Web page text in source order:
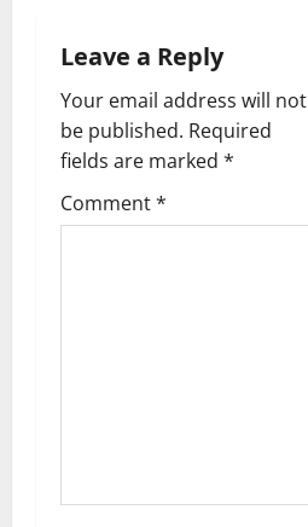
i
g
a
t
Leave a Reply
Your email address will not
be published. Required
fields are marked *
Comment*